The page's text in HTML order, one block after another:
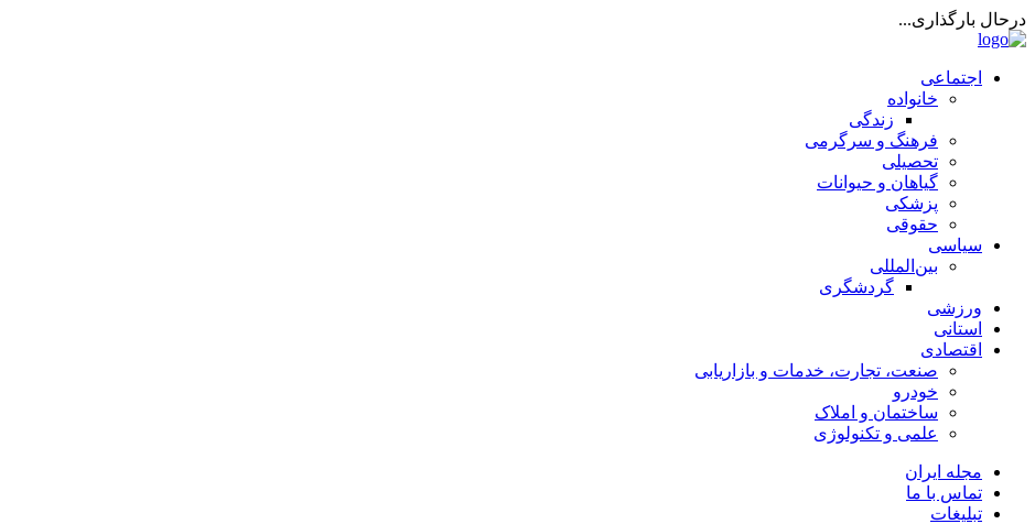
درحال بارگذاری...
اجتماعی
خانواده
زندگی
فرهنگ و سرگرمی
تحصیلی
گیاهان و حیوانات
پزشکی
حقوقی
سیاسی
بین‌المللی
گردشگری
ورزشی
استانی
اقتصادی
صنعت، تجارت، خدمات و بازاریابی
خودرو
ساختمان و املاک
علمی و تکنولوژی
مجله ایران
تماس با ما
تبلیغات